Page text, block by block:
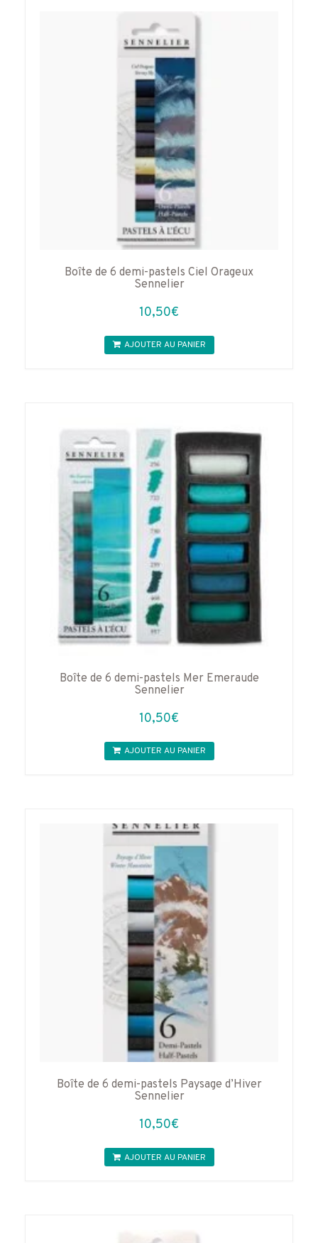
Boîte de 6 demi-pastels Ciel Orageux
Sennelier
10,50€
AJOUTER AU PANIER
Boîte de 6 demi-pastels Mer Emeraude
Sennelier
10,50€
AJOUTER AU PANIER
Boîte de 6 demi-pastels Paysage d’Hiver
Sennelier
10,50€
AJOUTER AU PANIER